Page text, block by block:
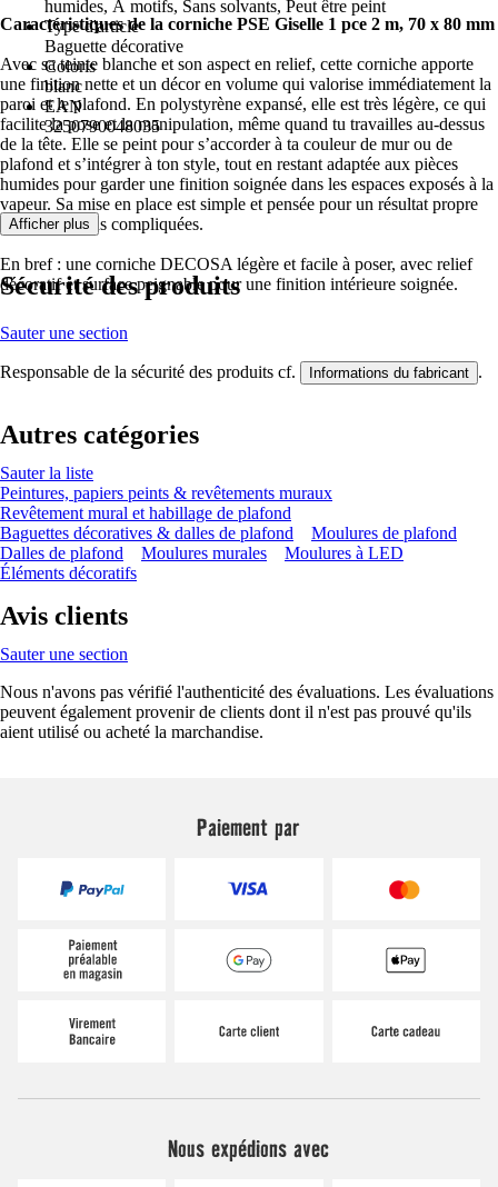
humides, À motifs, Sans solvants, Peut être peint
Type d'article
Baguette décorative
Coloris
blanc
EAN
3250790048035
Caractéristiques de la corniche PSE Giselle 1 pce 2 m, 70 x 80 mm
Avec sa teinte blanche et son aspect en relief, cette corniche apporte
une finition nette et un décor en volume qui valorise immédiatement la
paroi et le plafond. En polystyrène expansé, elle est très légère, ce qui
facilite la pose et la manipulation, même quand tu travailles au-dessus
de la tête. Elle se peint pour s’accorder à ta couleur de mur ou de
plafond et s’intégrer à ton style, tout en restant adaptée aux pièces
humides pour garder une finition soignée dans les espaces exposés à la
vapeur. Sa mise en place est simple et pensée pour un résultat propre
sans opérations compliquées.
En bref : une corniche DECOSA légère et facile à poser, avec relief
décoratif et surface peignable pour une finition intérieure soignée.
Afficher plus
Sécurité des produits
Sauter une section
Responsable de la sécurité des produits cf. Informations du fabricant .
Autres catégories
Sauter la liste
Peintures, papiers peints & revêtements muraux
Revêtement mural et habillage de plafond
Baguettes décoratives & dalles de plafond
Moulures de plafond
Dalles de plafond
Moulures murales
Moulures à LED
Éléments décoratifs
Avis clients
Sauter une section
Nous n'avons pas vérifié l'authenticité des évaluations. Les évaluations
peuvent également provenir de clients dont il n'est pas prouvé qu'ils
aient utilisé ou acheté la marchandise.
Paiement par
Nous expédions avec